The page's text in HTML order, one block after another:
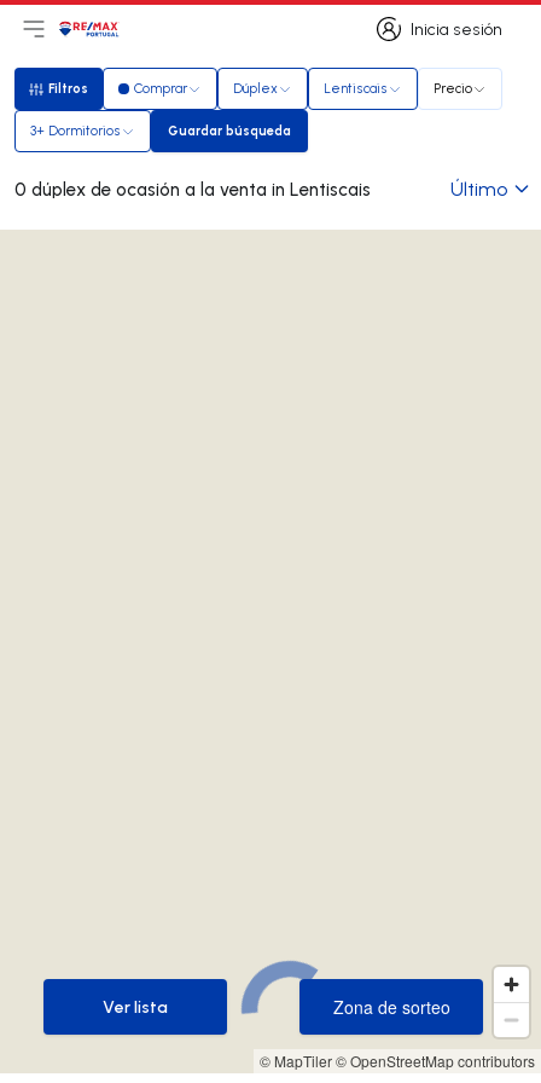
Inicia sesión
Inicia sesión
Abrir el menú principal
Logotipo
Filtros
Filtros Comprar Dúplex Lentiscais Precio
3+ Dormitorios Guardar búsqueda
Guardar búsqueda
0 dúplex de ocasión a la venta in Lentiscais Último
© MapTiler© OpenStreetMap contributors
Zona de sorteo
Zona de sorteo
Ver lista
Ver lista